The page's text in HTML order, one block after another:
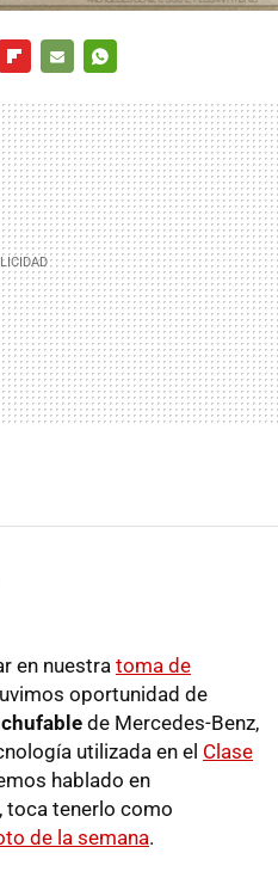
MAIL
en nuestra toma de
oportunidad de
de Mercedes-Benz,
utilizada en el Clase
hablado en
toca tenerlo como
de la semana.